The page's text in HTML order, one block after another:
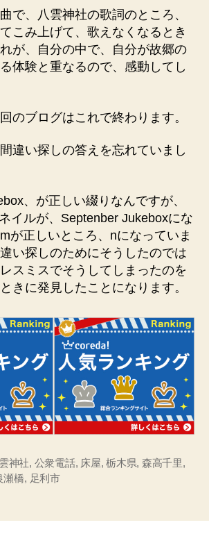
で、八雲神社の歌詞のところ、
こみ上げて、歌えなくなるとき
が、自分の中で、自分が故郷の
体験と重なるので、感動してし
のブログはこれで終わります。
違い探しの答えを忘れていまし
、が正しい綴りなんですが、
イルが、Septenber Jukeboxにな
が正しいところ、nになっていま
い探しのためにそうしたのでは
スミスでそうしてしまったのを
きに発見したことになります。
神社, 公衆電話, 床屋,栃木県, 森高千里,
瀬橋, 足利市